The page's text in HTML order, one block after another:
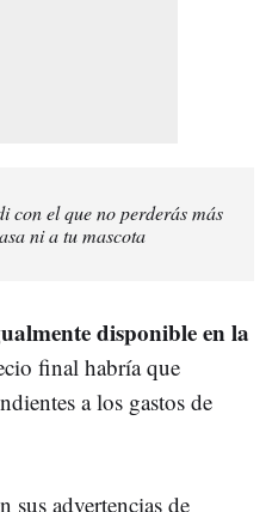
con el que no perderás más
ni a tu mascota
disponible en la
final habría que
a los gastos de
sus advertencias de